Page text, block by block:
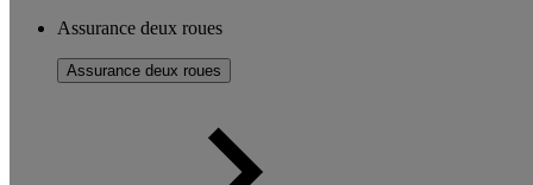
Assurance deux roues
Assurance deux roues